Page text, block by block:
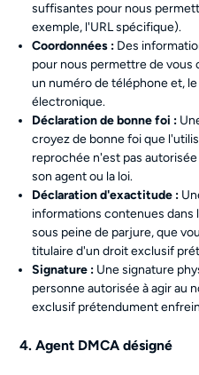
suffisantes pour nous
exemple, l'URL spécifique).
Coordonnées : Des
pour nous permettre de vous
un numéro de téléphone et,
électronique.
Déclaration de bonne foi :
croyez de bonne foi que
reprochée n'est pas
son agent ou la loi.
Déclaration d'exactitude :
informations contenues
sous peine de parjure, que
titulaire d'un droit exclusif
Signature : Une signature
personne autorisée à agir au
exclusif prétendument
4. Agent DMCA désigné